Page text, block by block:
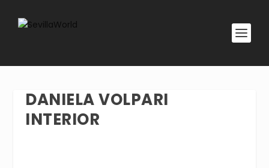
DANIELA VOLPARI
INTERIOR